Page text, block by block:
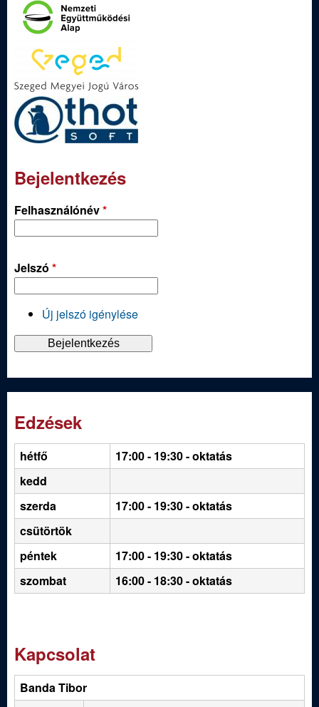
Bejelentkezés
Felhasználónév*
Jelszó *
Új jelszó igénylése
Edzések
hétfő 17:00 - 19:30- oktatás
kedd
szerda
17:00 - 19:30 - oktatás
csütörtök
péntek
17:00 - 19:30 - oktatás
szombat
16:00 - 18:30 - oktatás
Kapcsolat
Banda Tibor